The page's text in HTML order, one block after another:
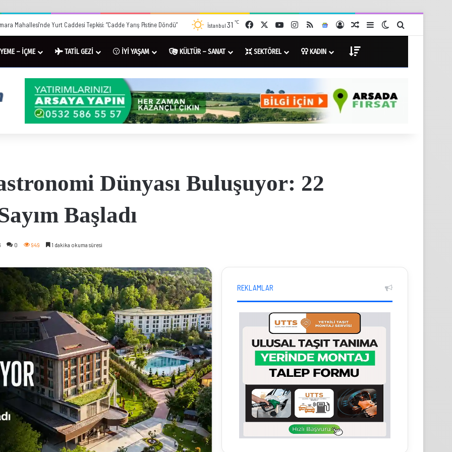
Mahallesi’nde Yurt Caddesi Tepkisi: “Cadde Yarış Pistine Döndü” İstanbul 31 ℃ FacebookYouTubeInstagram
RSS Google News
Giriş YapRastgele Haberler
Kenar BölmesiDış görünümü
YEME – İÇME TATİL GEZİ İYİ YAŞAM KÜLTÜR – SANAT SEKTÖREL KADIN
Dünyası Buluşuyor: 22
Başladı
0 949 1 dakika okuma süresi
REKLAMLAR